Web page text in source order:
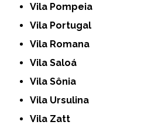
Vila Pompeia
Vila Portugal
Vila Romana
Vila Saloá
Vila Sônia
Vila Ursulina
Vila Zatt